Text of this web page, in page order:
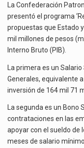
La Confederación
presentó el programa
propuestas que Estado
mil millones de pesos
Interno Bruto (PIB).
La primera es un
Generales, equivalente
inversión de 164 mil 71
La segunda es un Bono
contrataciones en las
apoyar con el sueldo de
meses de salario